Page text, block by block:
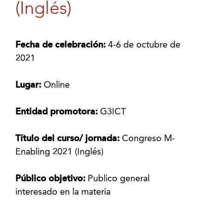
(Inglés)
Fecha de celebración:4-6 de octubre de
2021
Lugar:Online
Entidad promotora:G3ICT
Título del curso/ jornada:Congreso M-
Enabling 2021 (Inglés)
Público objetivo: Publico general
interesado en la materia